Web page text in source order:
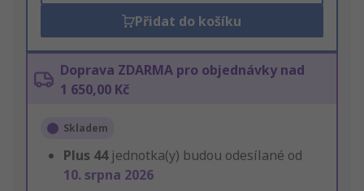
Přidat do košíku
Doprava ZDARMA pro objednávky nad
1 650,00 Kč
Skladem
Plus 44 jednotka(y) budou odesílané od
10. srpna 2026